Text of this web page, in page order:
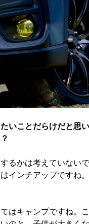
いことだらけだと思
るかは考えていない
インチアップですね
はキャンプですね。